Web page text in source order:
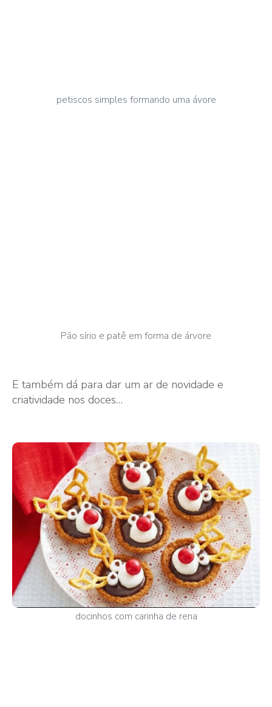
petiscos simples formando uma ávore
Pão sírio e patê em forma de árvore
E também dá para dar um ar de novidade e
criatividade nos doces…
docinhos com carinha de rena